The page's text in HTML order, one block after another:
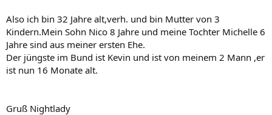
Also ich bin 32 Jahre alt,verh. und bin Mutter von 3
Kindern.Mein Sohn Nico 8 Jahre und meine Tochter Michelle 6
Jahre sind aus meiner ersten Ehe.
Der jüngste im Bund ist Kevin und ist von meinem 2 Mann ,er
ist nun 16 Monate alt.
Gruß Nightlady